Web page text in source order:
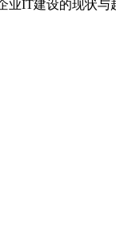
IT建设的现状与